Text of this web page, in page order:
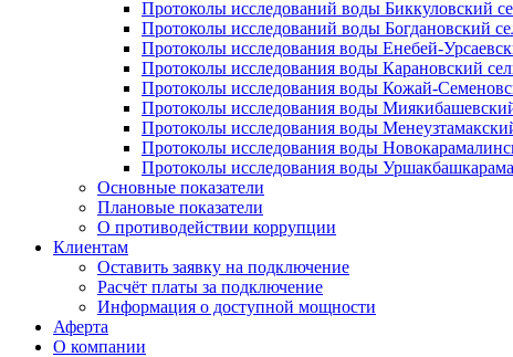
Протоколы исследований воды Биккуловский
Протоколы исследований воды Богдановский
Протоколы исследования воды Енебей-
Протоколы исследования воды Карановский
Протоколы исследования воды Кожай-
Протоколы исследования воды
Протоколы исследования воды
Протоколы исследования воды
Протоколы исследования воды
Основные показатели
Плановые показатели
О противодействии коррупции
Клиентам
Оставить заявку на подключение
Расчёт платы за подключение
Информация о доступной мощности
Аферта
О компании